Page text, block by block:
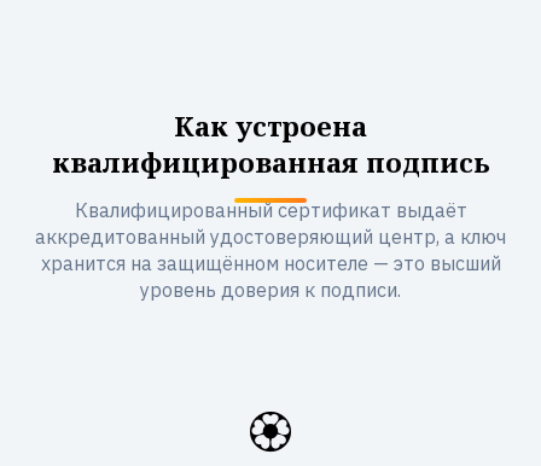
Как устроена
квалифицированная подпись
Квалифицированный сертификат выдаёт
аккредитованный удостоверяющий центр, а ключ
хранится на защищённом носителе — это высший
уровень доверия к подписи.
🏵️